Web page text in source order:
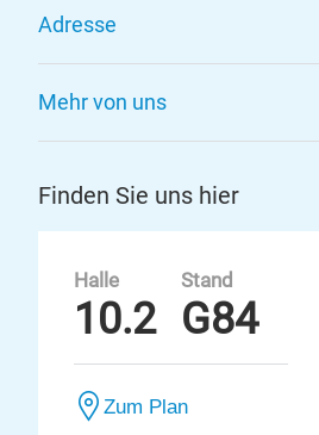
Adresse
Mehr von uns
Finden Sie uns hier
Halle
10.2
Stand
G84
Zum Plan